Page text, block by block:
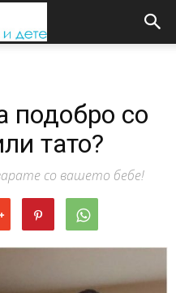
подобро со
тато?
со вашето бебе!